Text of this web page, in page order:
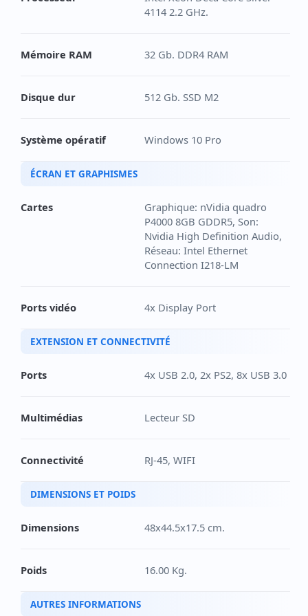
4114 2.2 GHz.
Mémoire RAM 32 Gb. DDR4 RAM
Disque dur 512 Gb. SSD M2
Système opératif Windows 10 Pro
ÉCRAN ET GRAPHISMES
Cartes
Graphique: nVidia quadro
P4000 8GB GDDR5, Son:
Nvidia High Definition Audio,
Réseau: Intel Ethernet
Connection I218-LM
Ports vidéo 4x Display Port
EXTENSION ET CONNECTIVITÉ
Ports 4x USB 2.0, 2x PS2, 8x USB 3.0
Multimédias Lecteur SD
Connectivité RJ-45, WIFI
DIMENSIONS ET POIDS
Dimensions 48x44.5x17.5 cm.
Poids 16.00 Kg.
AUTRES INFORMATIONS